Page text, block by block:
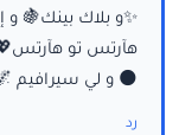
✨و بلاك بينك🍇
هآرتس تو هآرتس💖
🌑 و لي سيرافيم
رد